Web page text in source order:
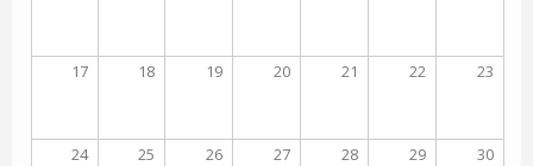
17 18 19 20 21 22 23
24 25 26 27 28 29 30